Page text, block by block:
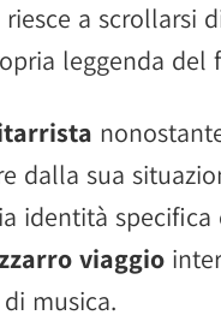
a scrollarsi
leggenda del
dalla sua
identità
viaggio
musica.